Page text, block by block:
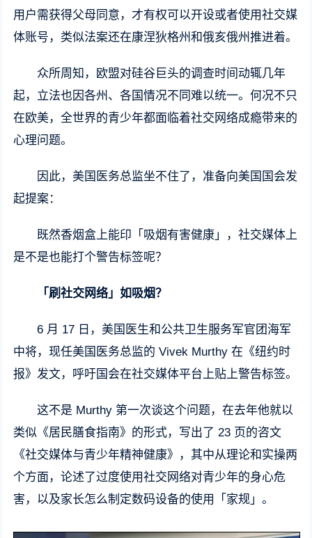
用户需获得父母同意，才有权可以开设或者使用社交媒
体账号，类似法案还在康涅狄格州和俄亥俄州推进着。
众所周知，欧盟对硅谷巨头的调查时间动辄几年
起，立法也因各州、各国情况不同难以统一。何况不只
在欧美，全世界的青少年都面临着社交网络成瘾带来的
心理问题。
因此，美国医务总监坐不住了，准备向美国国会发
起提案：
既然香烟盒上能印「吸烟有害健康」，社交媒体上
是不是也能打个警告标签呢？
「刷社交网络」如吸烟？
6 月 17 日，美国医生和公共卫生服务军官团海军
中将，现任美国医务总监的 Vivek Murthy 在《纽约时
报》发文，呼吁国会在社交媒体平台上贴上警告标签。
这不是 Murthy 第一次谈这个问题，在去年他就以
类似《居民膳食指南》的形式，写出了 23 页的咨文
《社交媒体与青少年精神健康》，其中从理论和实操两
个方面，论述了过度使用社交网络对青少年的身心危
害，以及家长怎么制定数码设备的使用「家规」。